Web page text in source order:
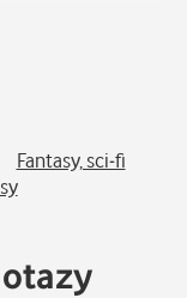
Fantasy, sci-fi